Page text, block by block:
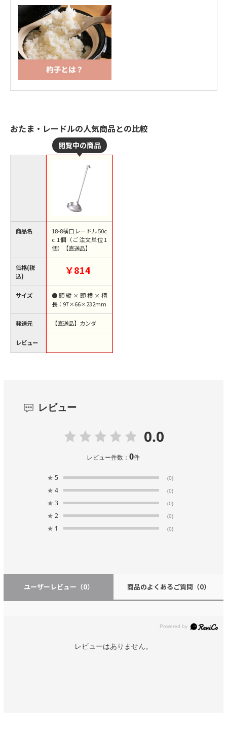
おたま・レードルの人気商品との比較
商品名
価格(税
込)
サイズ
発送元
レビュー
18-8横口レードル50c
c 1個（ご注文単位1
個）【直送品】
￥814
●頭縦×頭横×柄
長：97×66×232mm
【直送品】カンダ
レビュー
0.0
レビュー件数：0件
★ 5 (0)
★ 4 (0)
★ 3 (0)
★ 2 (0)
★ 1 (0)
ユーザーレビュー （0） 商品のよくあるご質問 （0）
レビューはありません。